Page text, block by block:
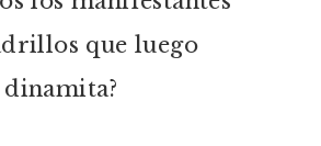
que luego